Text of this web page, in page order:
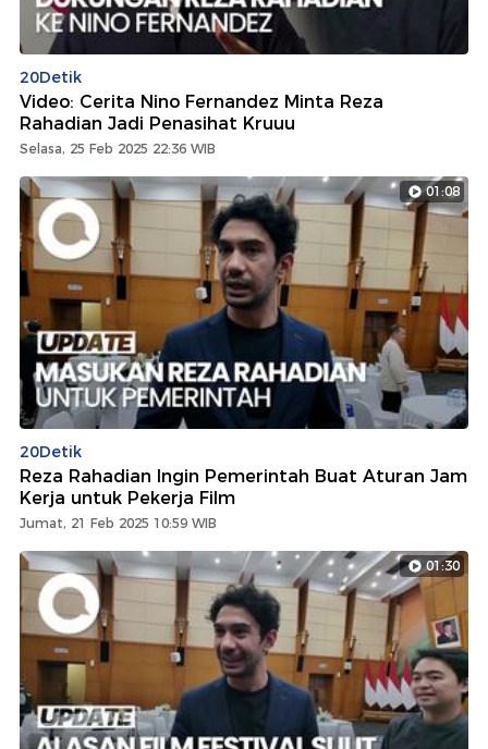
20Detik
Video: Cerita Nino Fernandez Minta Reza
Rahadian Jadi Penasihat Kruuu
Selasa, 25 Feb 2025 22:36 WIB
01:08
20Detik
Reza Rahadian Ingin Pemerintah Buat Aturan Jam
Kerja untuk Pekerja Film
Jumat, 21 Feb 2025 10:59 WIB
01:30